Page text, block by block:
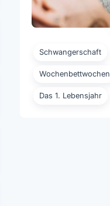
Schwangerschaft
Wochenbettwochen
Das 1. Lebensjahr